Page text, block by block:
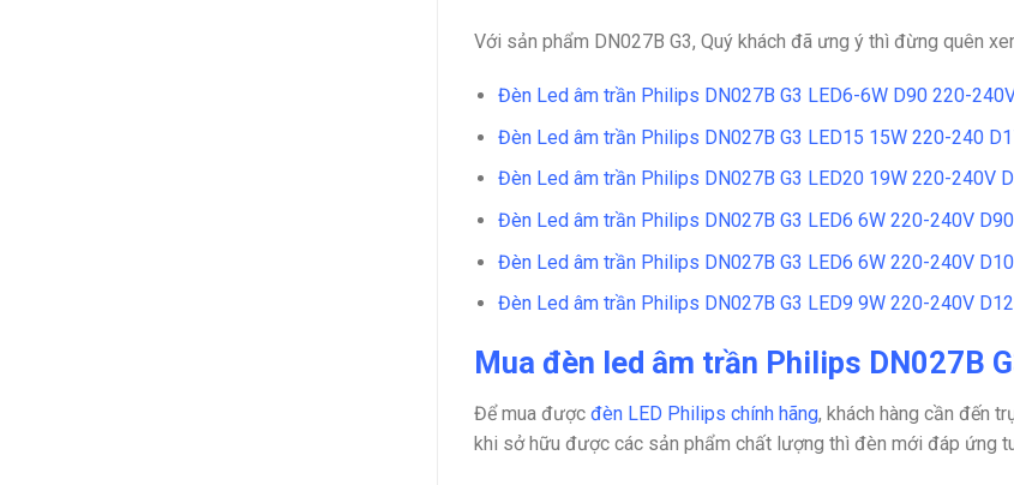
Với sản phẩm DN027B G3, Quý khách đã ưng ý thì đừng quên
Đèn Led âm trần Philips DN027B G3 LED6-6W D90 220-
Đèn Led âm trần Philips DN027B G3 LED15 15W 220-240
Đèn Led âm trần Philips DN027B G3 LED20 19W 220-240V
Đèn Led âm trần Philips DN027B G3 LED6 6W 220-240V
Đèn Led âm trần Philips DN027B G3 LED6 6W 220-240V
Đèn Led âm trần Philips DN027B G3 LED9 9W 220-240V
Mua đèn led âm trần Philips DN027B
Để mua được đèn LED Philips chính hãng, khách hàng cần đến
khi sở hữu được các sản phẩm chất lượng thì đèn mới đáp ứng